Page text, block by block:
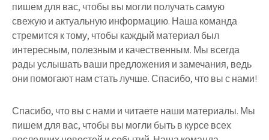
пишем для вас, чтобы вы могли получать самую
свежую и актуальную информацию. Наша команда
стремится к тому, чтобы каждый материал был
интересным, полезным и качественным. Мы всегда
рады услышать ваши предложения и замечания, ведь
они помогают нам стать лучше. Спасибо, что вы с нами!
Спасибо, что вы с нами и читаете наши материалы. Мы
пишем для вас, чтобы вы могли быть в курсе всех